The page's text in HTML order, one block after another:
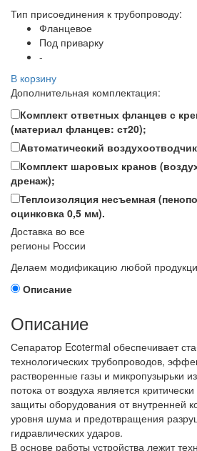
Тип присоединения к трубопроводу:
Фланцевое
Под приварку
-
В корзину
Дополнительная комплектация:
Комплект ответных фланцев с
(материал фланцев: ст20);
Автоматический воздухоотводчик
Комплект шаровых кранов
дренаж);
Теплоизоляция несъемная
оцинковка 0,5 мм).
Доставка во все
регионы России
Делаем модификацию любой
Описание
Описание
Сепаратор Ecotermal обеспечивает
технологических трубопроводов,
растворенные газы и микропузырьки
потока от воздуха является
защиты оборудования от внутренней
уровня шума и предотвращения
гидравлических ударов.
В основе работы устройства лежит